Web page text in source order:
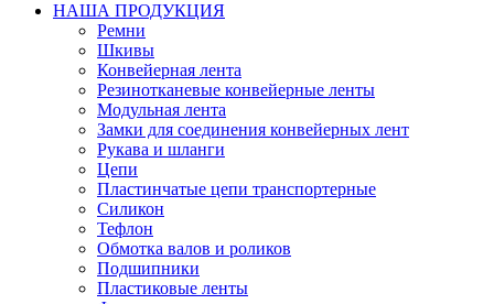
НАША ПРОДУКЦИЯ
Ремни
Шкивы
Конвейерная лента
Резинотканевые конвейерные ленты
Модульная лента
Замки для соединения конвейерных лент
Рукава и шланги
Цепи
Пластинчатые цепи транспортерные
Силикон
Тефлон
Обмотка валов и роликов
Подшипники
Пластиковые ленты